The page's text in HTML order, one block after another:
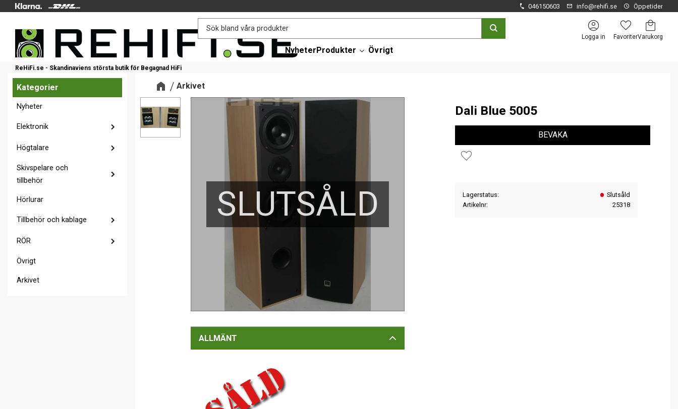
046150603 info@rehifi.se Öppetider
ReHiFi.se - Skandinaviens största butik för Begagnad HiFi
Logga in
Favoriter
Kundvagn
NyheterProdukter Övrigt
Arkivet
Dali Blue 5005
SLUTSÅLD
Lägg till i favoriter
BEVAKA
Lagerstatus
Slutsåld
Artikelnr
25318
ALLMÄNT
Kategorier
Nyheter
Elektronik
Högtalare
Skivspelare och
tillbehör
Hörlurar
Tillbehör och kablage
RÖR
Övrigt
Arkivet